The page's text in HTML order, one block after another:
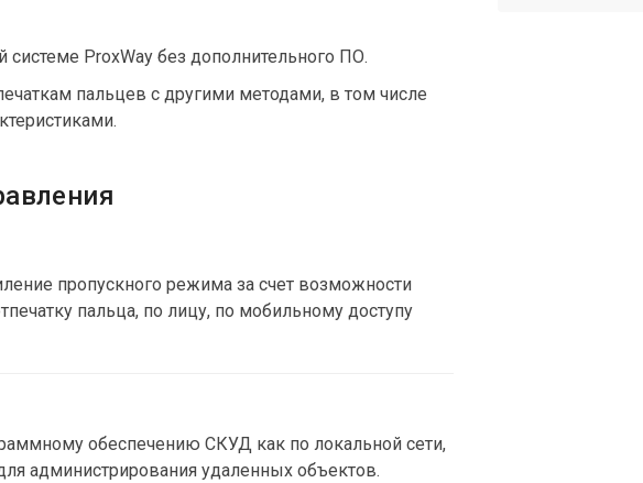
ProxWay без дополнительного ПО.
пальцев с другими методами, в том числе
пропускного режима за счет возможности
пальца, по лицу, по мобильному доступу
обеспечению СКУД как по локальной сети,
администрирования удаленных объектов.